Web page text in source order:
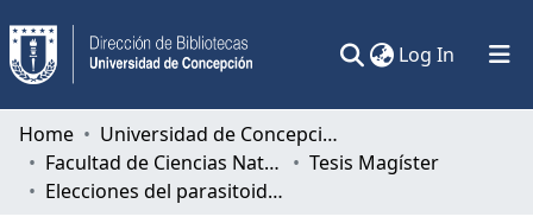
Log In (current)
Communities & Collections
All of DSpace
Home
Universidad de Concepción
Facultad de Ciencias Naturales y Oceanográficas
Tesis Magíster
Elecciones del parasitoide Aphidius ervi Halyday (Hymenoptera: Braconidae) proveniente de campos de cereales y alfalfa, y con diferentes niveles de experiencia de oviposición, frente a volátiles de plantas y de complejos planta-áfido.